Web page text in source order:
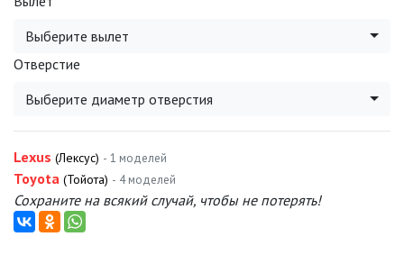
Выберите вылет
Отверстие
Выберите диаметр отверстия
Lexus (Лексус) - 1 моделей
Toyota (Тойота) - 4 моделей
Сохраните на всякий случай, чтобы не потерять!